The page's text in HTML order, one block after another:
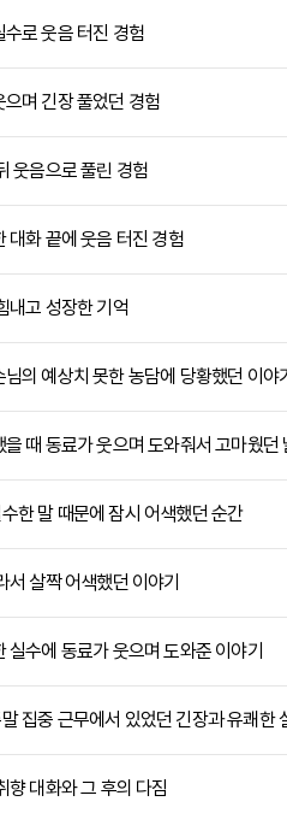
로 웃음 터진 경험
며 긴장 풀었던 경험
웃음으로 풀린 경험
대화 끝에 웃음 터진 경험
내고 성장한 기억
의 예상치 못한 농담에 당황했던 이야
때 동료가 웃으며 도와줘서 고마웠던
한 말 때문에 잠시 어색했던 순간
서 살짝 어색했던 이야기
실수에 동료가 웃으며 도와준 이야기
집중 근무에서 있었던 긴장과 유쾌한
향 대화와 그 후의 다짐